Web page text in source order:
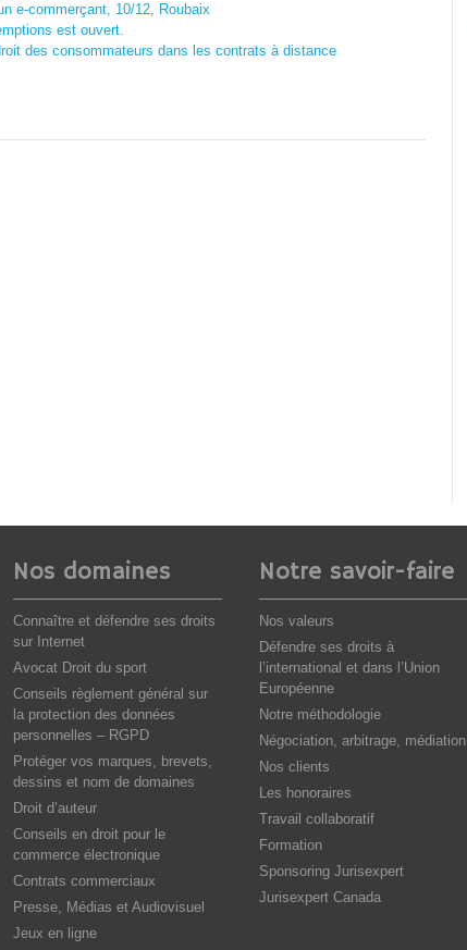
e-commerçant, 10/12, Roubaix
est ouvert.
des consommateurs dans les contrats à distance
Nos domaines
Connaître et défendre ses droits
sur Internet
Avocat Droit du sport
Conseils règlement général sur
la protection des données
personnelles – RGPD
Protéger vos marques, brevets,
dessins et nom de domaines
Droit d’auteur
Conseils en droit pour le
commerce électronique
Contrats commerciaux
Presse, Médias et Audiovisuel
Jeux en ligne
Notre savoir-faire
Nos valeurs
Défendre ses droits à
l’international et dans l’Union
Européenne
Notre méthodologie
Négociation, arbitrage, médiation
Nos clients
Les honoraires
Travail collaboratif
Formation
Sponsoring Jurisexpert
Jurisexpert Canada